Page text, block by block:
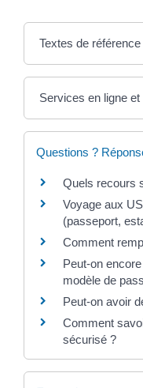
Textes de référence
Services en ligne
Questions ?
Quels recours
Voyage aux
(passeport,
Comment
Peut-on
modèle de
Peut-on avoir
Comment
sécurisé ?